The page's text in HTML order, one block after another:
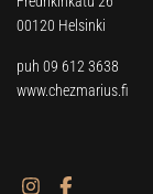
00120 Helsinki
puh 09 612 3638
www.chezmarius.fi